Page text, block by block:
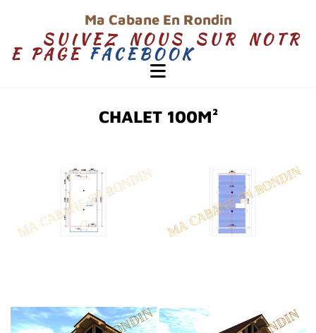
Ma Cabane En Rondin
S U I V E Z N O U S S U R N O T R
E P A G E F A C E B O O KA
CHALET 100M²